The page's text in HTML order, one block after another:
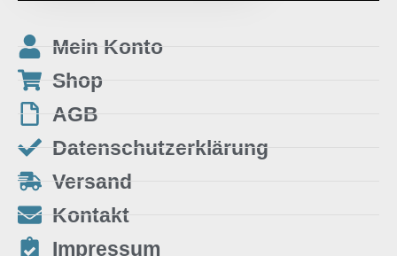
Mein Konto
Shop
AGB
Datenschutzerklärung
Versand
Kontakt
Impressum